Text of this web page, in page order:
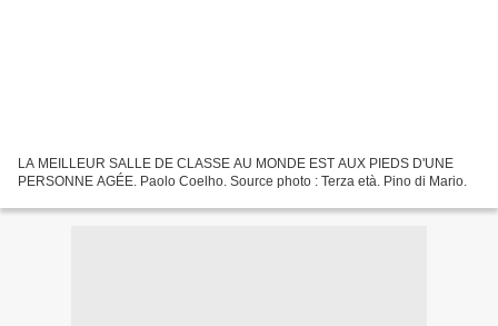
LA MEILLEUR SALLE DE CLASSE AU MONDE EST AUX PIEDS D'UNE
PERSONNE AGÉE. Paolo Coelho. Source photo : Terza età. Pino di Mario.